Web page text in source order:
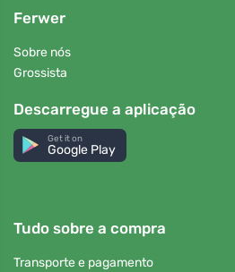
Ferwer
Sobre nós
Grossista
Descarregue a aplicação
Get it on
Google Play
Tudo sobre a compra
Transporte e pagamento